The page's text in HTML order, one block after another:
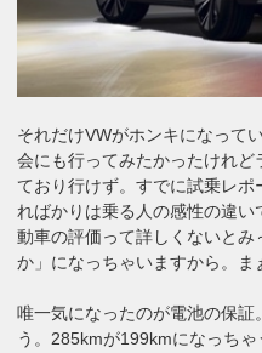
それだけVWがホンキになって
会にも行ってみたかったけれ
ており行けず。すでに試乗レ
ればかりは乗る人の感性の違
動車の評価って詳しくないと
か」になっちゃいますから。ま
唯一気になったのが電池の保
う。285kmが199kmになっち